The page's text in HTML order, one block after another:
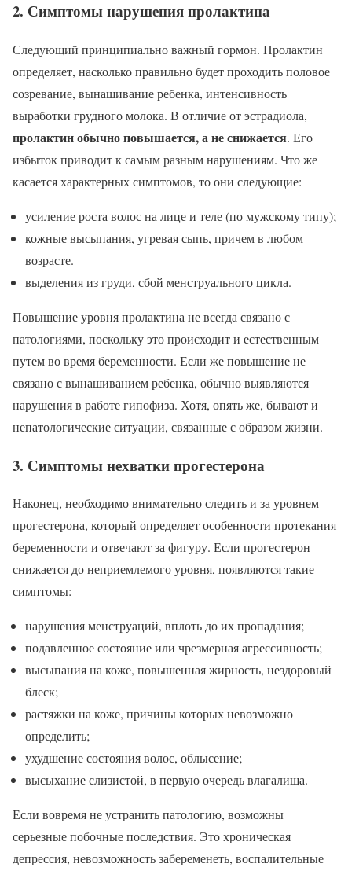
2. Симптомы нарушения пролактина
Следующий принципиально важный гормон. Пролактин
определяет, насколько правильно будет проходить половое
созревание, вынашивание ребенка, интенсивность
выработки грудного молока. В отличие от эстрадиола,
пролактин обычно повышается, а не снижается. Его
избыток приводит к самым разным нарушениям. Что же
касается характерных симптомов, то они следующие:
усиление роста волос на лице и теле (по мужскому типу);
кожные высыпания, угревая сыпь, причем в любом
возрасте.
выделения из груди, сбой менструального цикла.
Повышение уровня пролактина не всегда связано с
патологиями, поскольку это происходит и естественным
путем во время беременности. Если же повышение не
связано с вынашиванием ребенка, обычно выявляются
нарушения в работе гипофиза. Хотя, опять же, бывают и
непатологические ситуации, связанные с образом жизни.
3. Симптомы нехватки прогестерона
Наконец, необходимо внимательно следить и за уровнем
прогестерона, который определяет особенности протекания
беременности и отвечают за фигуру. Если прогестерон
снижается до неприемлемого уровня, появляются такие
симптомы:
нарушения менструаций, вплоть до их пропадания;
подавленное состояние или чрезмерная агрессивность;
высыпания на коже, повышенная жирность, нездоровый
блеск;
растяжки на коже, причины которых невозможно
определить;
ухудшение состояния волос, облысение;
высыхание слизистой, в первую очередь влагалища.
Если вовремя не устранить патологию, возможны
серьезные побочные последствия. Это хроническая
депрессия, невозможность забеременеть, воспалительные